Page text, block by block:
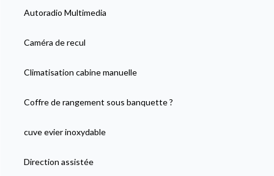
Autoradio Multimedia
Caméra de recul
Climatisation cabine manuelle
Coffre de rangement sous banquette ?
cuve evier inoxydable
Direction assistée